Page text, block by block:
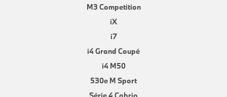
i5 M60
M3 Competition
iX
i7
i4 Grand Coupé
i4 M50
530e M Sport